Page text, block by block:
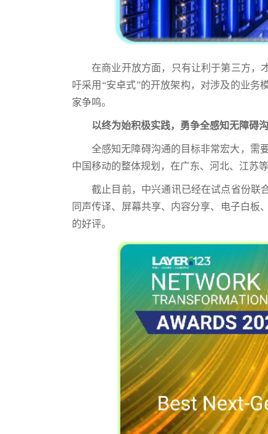
在商业开放方面，只有让利于第三方，
吁采用“安卓式”的开放架构，对涉及的业
家争鸣。
以终为始积极实践，勇争全感知无障碍
全感知无障碍沟通的目标非常宏大，需
中国移动的整体规划，在广东、河北、江苏
截止目前，中兴通讯已经在试点省份联
同声传译、屏幕共享、内容分享、电子白板
的好评。